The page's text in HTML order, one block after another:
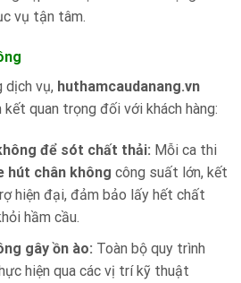
vụ tận tâm.
dịch vụ, huthamcaudanang.vn
quan trọng đối với khách hàng:
để sót chất thải: Mỗi ca thi
hút chân không công suất lớn, kết
hiện đại, đảm bảo lấy hết chất
hầm cầu.
gây ồn ào: Toàn bộ quy trình
hiện qua các vị trí kỹ thuật